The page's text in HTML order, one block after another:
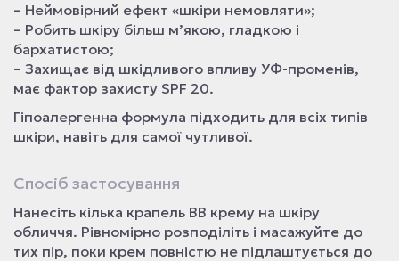
– Неймовірний ефект «шкіри немовляти»;
– Робить шкіру більш м’якою, гладкою і
бархатистою;
– Захищає від шкідливого впливу УФ-променів,
має фактор захисту SPF 20.
Гіпоалергенна формула підходить для всіх типів
шкіри, навіть для самої чутливої.
Спосіб застосування
Нанесіть кілька крапель BB крему на шкіру
обличчя. Рівномірно розподіліть і масажуйте до
тих пір, поки крем повністю не підлаштується до